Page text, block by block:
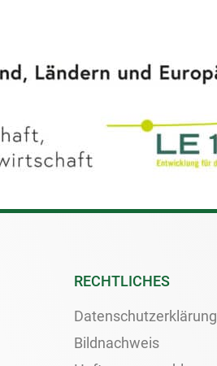
RECHTLICHES
Datenschutzerklärung
Bildnachweis